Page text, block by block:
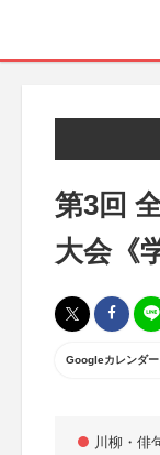
第3回
大会《
Googleカレンダ
川柳・俳